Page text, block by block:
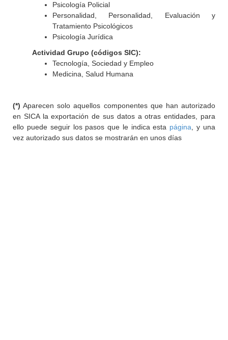
Psicología Policial
Personalidad, Personalidad, Evaluación y
Tratamiento Psicológicos
Psicología Jurídica
Actividad Grupo (códigos SIC):
Tecnología, Sociedad y Empleo
Medicina, Salud Humana
(*) Aparecen solo aquellos componentes que han autorizado
en SICA la exportación de sus datos a otras entidades, para
ello puede seguir los pasos que le indica esta página , y una
vez autorizado sus datos se mostrarán en unos días